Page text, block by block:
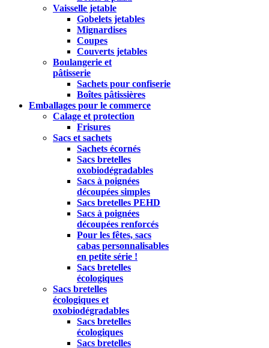
Vaisselle jetable
Gobelets jetables
Mignardises
Coupes
Couverts jetables
Boulangerie et
pâtisserie
Sachets pour confiserie
Boîtes pâtissières
Emballages pour le commerce
Calage et protection
Frisures
Sacs et sachets
Sachets écornés
Sacs bretelles
oxobiodégradables
Sacs à poignées
découpées simples
Sacs bretelles PEHD
Sacs à poignées
découpées renforcés
Pour les fêtes, sacs
cabas personnalisables
en petite série !
Sacs bretelles
écologiques
Sacs bretelles
écologiques et
oxobiodégradables
Sacs bretelles
écologiques
Sacs bretelles